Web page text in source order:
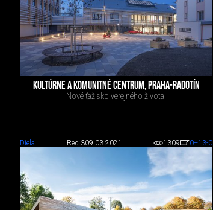
KULTÚRNE A KOMUNITNÉ CENTRUM, PRAHA-RADOTÍN
Nové ťažisko verejného života.
Diela Red 309.03.2021 1309 0+13-0